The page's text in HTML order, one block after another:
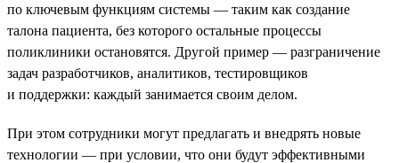
по ключевым функциям системы — таким как создание
талона пациента, без которого остальные процессы
поликлиники остановятся. Другой пример — разграничение
задач разработчиков, аналитиков, тестировщиков
и поддержки: каждый занимается своим делом.
При этом сотрудники могут предлагать и внедрять новые
технологии — при условии, что они будут эффективными